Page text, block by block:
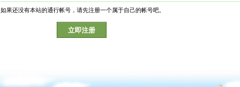
如果还没有本站的通行帐号，请先注册一个属于自己的帐号吧。
立即注册